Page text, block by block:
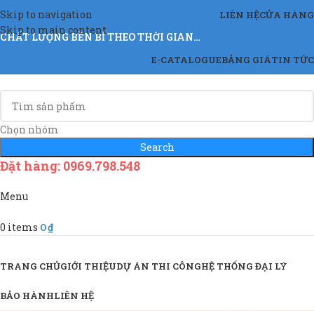
Skip to navigation
Skip to main content
LIÊN HỆCỬA HÀNG
CHẤT LƯỢNG BỀN BỈ THEO THỜI GIAN…
E-CATALOGUEBẢNG GIÁTIN TỨC
Chọn nhóm
Search
Đặt hàng: 0969.798.548
Menu
0 items 0₫
TRANG CHỦGIỚI THIỆUDỰ ÁN THI CÔNGHỆ THỐNG ĐẠI LÝ
BẢO HÀNHLIÊN HỆ